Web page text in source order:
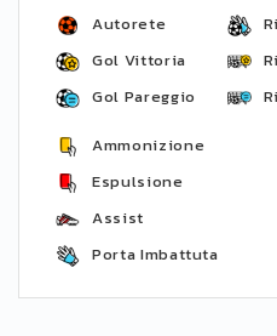
Autorete
Gol Vittoria
Gol Pareggio
Ammonizione
Espulsione
Assist
Porta Imbattuta